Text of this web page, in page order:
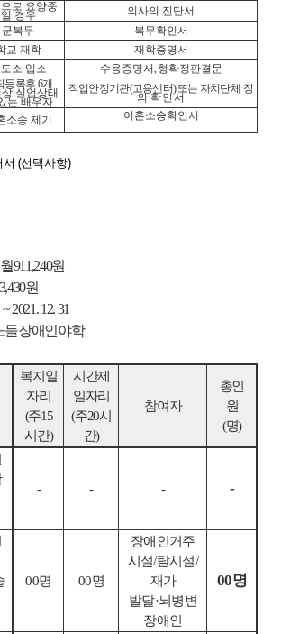
로 요양중
일 경우
의사의 진단서
군복무
복무확인서
교 재학
재학증명서
도소 입소
수용증명서 형확정판결문
등록후6개
상 실업상태
는 배우자
직업안정기관(고용센터)또는 자치단체 장
의 확인서
소송 제기
이혼소송확인서
서(선택사항)
월911,240원
원
2021. 12. 31
들장애인야학
복지일
자리
(주15
시간)
시간제
일자리
(주20시
간)
참여자
총인
원
(명)
- - - -
00명 00명
장애인거주
시설/탈시설/
재가
발달·뇌병변
장애인
00명